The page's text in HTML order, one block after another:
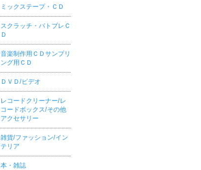
ミックステープ・ＣＤ
スクラッチ・バトブレＣ
Ｄ
音楽制作用ＣＤサンプリ
ング用ＣＤ
ＤＶＤ/ビデオ
レコードクリーナー/レ
コードボックス/その他
アクセサリー
雑貨/ファッション/イン
テリア
本・雑誌